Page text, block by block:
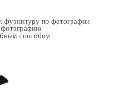
фурнитуру по фотографии
фотографию
способом